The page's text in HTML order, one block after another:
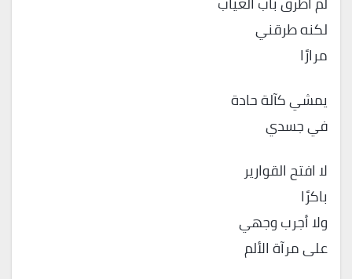
لكنه طرقني
مرارًا
يمشي كآلة حادة
في جسدي
لا افتح القوارير
باكرًا
ولا أجرب وجهي
على مرآة الألم